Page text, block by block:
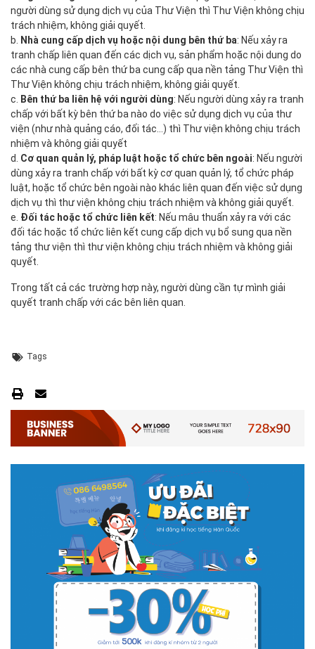
người dùng sử dụng dịch vụ của Thư Viện thì Thư Viện không chịu
trách nhiệm, không giải quyết.
b.
Nhà cung cấp dịch vụ hoặc nội dung bên thứ ba: Nếu xảy ra
tranh chấp liên quan đến các dịch vụ, sản phẩm hoặc nội dung do
các nhà cung cấp bên thứ ba cung cấp qua nền tảng Thư Viện thì
Thư Viện không chịu trách nhiệm, không giải quyết.
c.
Bên thứ ba liên hệ với người dùng: Nếu người dùng xảy ra tranh
chấp với bất kỳ bên thứ ba nào do việc sử dụng dịch vụ của thư
viện (như nhà quảng cáo, đối tác…) thì Thư viện không chịu trách
nhiệm và không giải quyết
d. Cơ quan quản lý, pháp luật hoặc tổ chức bên ngoài: Nếu người
dùng xảy ra tranh chấp với bất kỳ cơ quan quản lý, tổ chức pháp
luật, hoặc tổ chức bên ngoài nào khác liên quan đến việc sử dụng
dịch vụ thì thư viện không chịu trách nhiệm và không giải quyết.
e. Đối tác hoặc tổ chức liên kết: Nếu mâu thuẩn xảy ra với các
đối tác hoặc tổ chức liên kết cung cấp dịch vụ bổ sung qua nền
tảng thư viện thì thư viện không chịu trách nhiệm và không giải
quyết.
Trong tất cả các trường hợp này, người dùng cần tự mình giải
quyết tranh chấp với các bên liên quan.
Tags
# 05.04.2025 | 17:16
Tuyển sinh 2025, Khoa kỹ thuật hạ tầng và môi trường đô thị
- Đại học Kiến trúc...
Thông tin tuyển sinh đại học 2025 Khoa kỹ thuật hạ tầng và môi trường
đô thị - Đại học Kiến trúc Hà Nội Tuyển sinh đại học với 280 chỉ tiêu, thời
gian đào tạo 4,5 năm
# 05.04.2020 | 20:30
GIAO LƯU TRỰC TUYẾN - TƯ VẤN TUYỂN SINH ĐẠI HỌC
CHÍNH QUY ĐẠI HỌC KIẾN TRÚC NĂM...
Năm nay, kỳ thi THPT quốc gia dự kiến diễn ra vào tháng 8. Trường Đại